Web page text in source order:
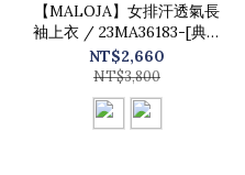
【MALOJA】女排汗透氣長
袖上衣 / 23MA36183-[典雅
黑、綠]
NT$2,660
NT$3,800